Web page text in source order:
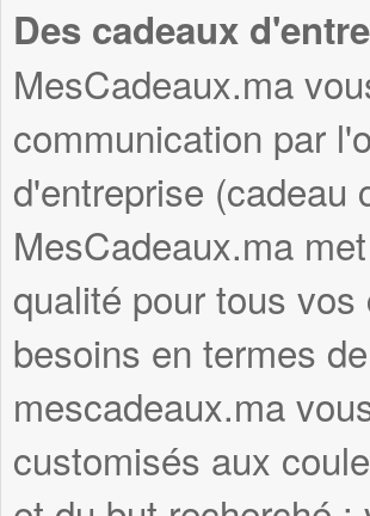
Des cadeaux
MesCadeaux.ma
communication par
d'entreprise (cadeau
MesCadeaux.ma
qualité pour tous
besoins en termes
mescadeaux.ma
customisés aux